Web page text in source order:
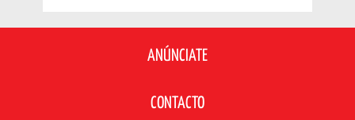
ANÚNCIATE
CONTACTO